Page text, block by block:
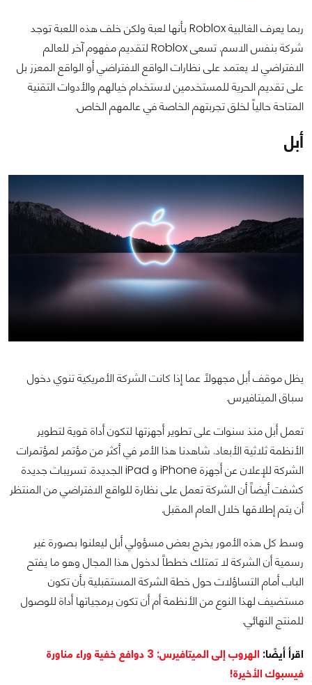
ربما يعرف الغالبية Roblox بأنها لعبة ولكن خلف هذه اللعبة توجد
شركة بنفس الاسم. تسعى Roblox لتقديم مفهوم آخر للعالم
الافتراضي لا يعتمد على نظارات الواقع الافتراضي أو الواقع المعزز بل
على تقديم الحرية للمستخدمين لاستخدام خيالهم والأدوات التقنية
المتاحة حالياً لخلق تجربتهم الخاصة في عالمهم الخاص.
أبل
يظل موقف أبل مجهولاً عما إذا كانت الشركة الأمريكية تنوي دخول
سباق الميتافيرس.
تعمل أبل منذ سنوات على تطوير أجهزتها لتكون أداة قوية لتطوير
الأنظمة ثلاثية الأبعاد. شاهدنا هذا الأمر في أكثر من مؤتمر لمؤتمرات
الشركة للإعلان عن أجهزة iPhone و iPad الجديدة. تسريبات جديدة
كشفت أيضاً أن الشركة تعمل على نظارة للواقع الافتراضي من المنتظر
أن يتم إطلاقها خلال العام المقبل.
وسط كل هذه الأمور يخرج بعض مسؤولي أبل ليعلنوا بصورة غير
رسمية أن الشركة لا تمتلك خططاً لدخول هذا المجال وهو ما يفتح
الباب أمام التساؤلات حول خطة الشركة المستقبلية بأن تكون
مستضيف لهذا النوع من الأنظمة أم أن تكون برمجياتها أداة للوصول
للمنتج النهائي.
اقرأ أيضًا:
الهروب إلى الميتافيرس: 3 دوافع خفية وراء مناورة
فيسبوك الأخيرة!